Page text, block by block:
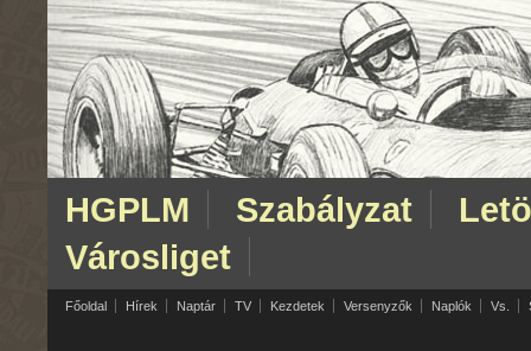
HGPLM Szabályzat
Városliget
Főoldal Hírek Naptár TV Kezdetek Versenyzők Naplók Vs.